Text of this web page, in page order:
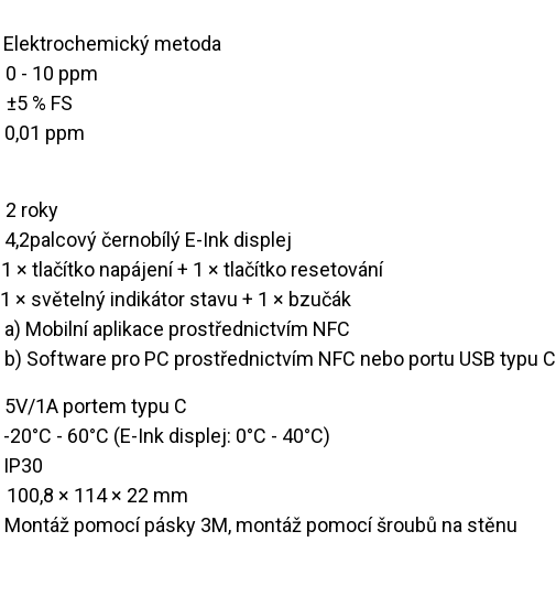
​​Elektrochemický metoda
​​0 - 10 ppm
​​​±5 % FS
​​​0,01 ppm
​​​2 roky
​​4,2palcový černobílý E-Ink displej
​​1 × tlačítko napájení + 1 × tlačítko resetování
​​​1 × světelný indikátor stavu + 1 × bzučák
​​a) Mobilní aplikace prostřednictvím NFC
​​b) Software pro PC prostřednictvím NFC nebo portu USB typu C
​​5V/1A portem typu C
​​-20°C - 60°C (E-Ink displej: 0°C - 40°C)
​​​IP30
​​​100,8 × 114 × 22 mm
​​Montáž pomocí pásky 3M, montáž pomocí šroubů na stěnu